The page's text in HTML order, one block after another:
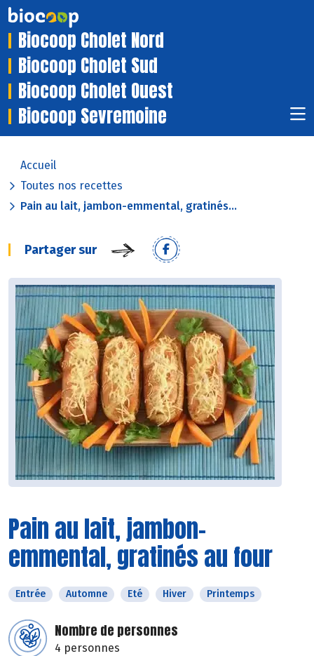
Biocoop Cholet Nord
Biocoop Cholet Sud
Biocoop Cholet Ouest
Biocoop Sevremoine
Accueil
Toutes nos recettes
Pain au lait, jambon-emmental, gratinés...
Partager sur
Pain au lait, jambon-
emmental, gratinés au four
Entrée Automne Eté Hiver Printemps
Nombre de personnes
4 personnes